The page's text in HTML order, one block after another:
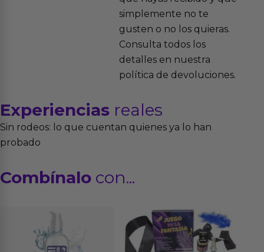
simplemente no te
gusten o no los quieras.
Consulta todos los
detalles en nuestra
política de devoluciones.
Experiencias reales
Sin rodeos: lo que cuentan quienes ya lo han
probado
Combínalo con...